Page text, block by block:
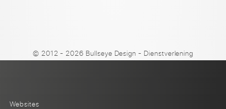
© 2012 - 2026 Bullseye Design-Dienstverlening
Websites